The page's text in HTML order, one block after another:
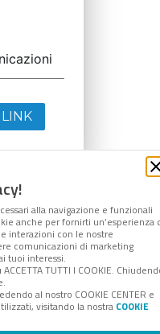
alla navigazione e funzionali
anche per fornirti un’esperienza
interazioni con le nostre
comunicazioni di marketing
tuoi interessi.
TUTTI I COOKIE.
al nostro COOKIE CENTER e
visitando la nostra COOKIE